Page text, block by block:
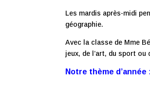
Les mardis après-midi
géographie.
Avec la classe de Mme
jeux, de l’art, du sport ou
Notre thème d’année